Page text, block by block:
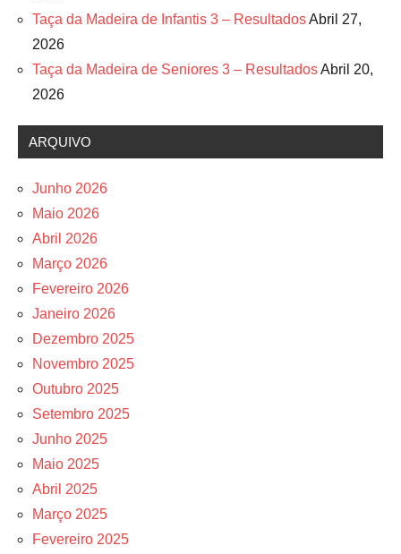
Taça da Madeira de Infantis 3 – ResultadosAbril 27,
2026
Taça da Madeira de Seniores 3 – ResultadosAbril 20,
2026
ARQUIVO
Junho 2026
Maio 2026
Abril 2026
Março 2026
Fevereiro 2026
Janeiro 2026
Dezembro 2025
Novembro 2025
Outubro 2025
Setembro 2025
Junho 2025
Maio 2025
Abril 2025
Março 2025
Fevereiro 2025